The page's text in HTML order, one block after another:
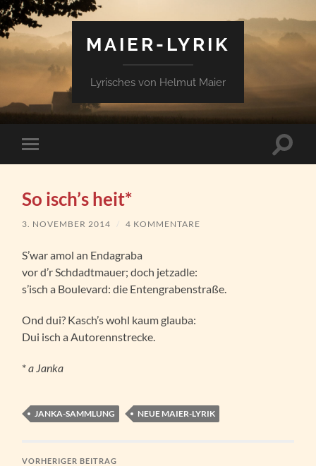
MAIER-LYRIK
Lyrisches von Helmut Maier
Mobile-
Menü
So isch’s heit*
3. NOVEMBER 2014 / 4 KOMMENTARE
S’war amol an Endagraba
vor d’r Schdadtmauer; doch jetzadle:
s’isch a Boulevard: die Entengrabenstraße.
Ond dui? Kasch’s wohl kaum glauba:
Dui isch a Autorennstrecke.
*a Janka
JANKA-SAMMLUNG NEUE MAIER-LYRIK
VORHERIGER BEITRAG